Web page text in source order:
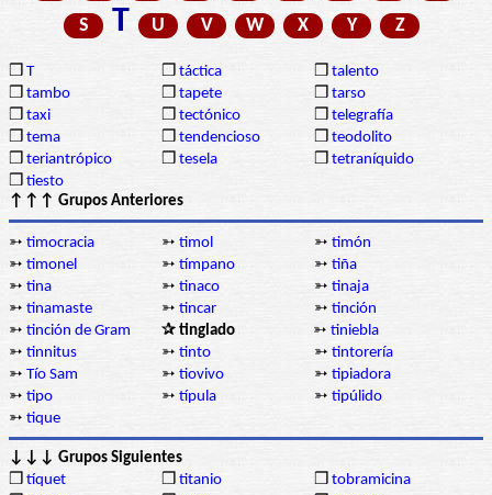
S
T U V W X Y Z
❒ T ❒ táctica ❒ talento
❒ tambo ❒ tapete ❒ tarso
❒ taxi ❒ tectónico ❒ telegrafía
❒ tema ❒ tendencioso ❒ teodolito
❒ teriantrópico ❒ tesela ❒ tetraníquido
❒ tiesto
↑↑↑ Grupos Anteriores
➳ timocracia ➳ timol ➳ timón
➳ timonel ➳ tímpano ➳ tiña
➳ tina ➳ tinaco ➳ tinaja
➳ tinamaste ➳ tincar ➳ tinción
➳ tinción de Gram ✰ tinglado ➳ tiniebla
➳ tinnitus ➳ tinto ➳ tintorería
➳ Tío Sam ➳ tiovivo ➳ tipiadora
➳ tipo ➳ típula ➳ tipúlido
➳ tique
↓↓↓ Grupos Siguientes
❒ tíquet ❒ titanio ❒ tobramicina